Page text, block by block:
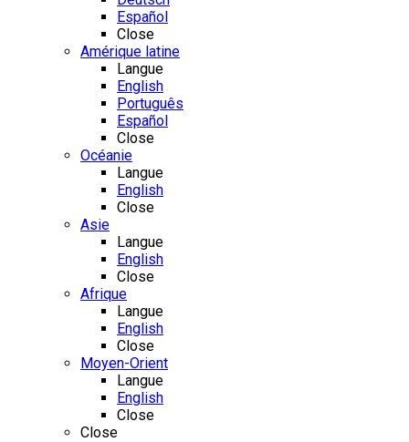
Español
Close
Amérique latine
Langue
English
Português
Español
Close
Océanie
Langue
English
Close
Asie
Langue
English
Close
Afrique
Langue
English
Close
Moyen-Orient
Langue
English
Close
Close